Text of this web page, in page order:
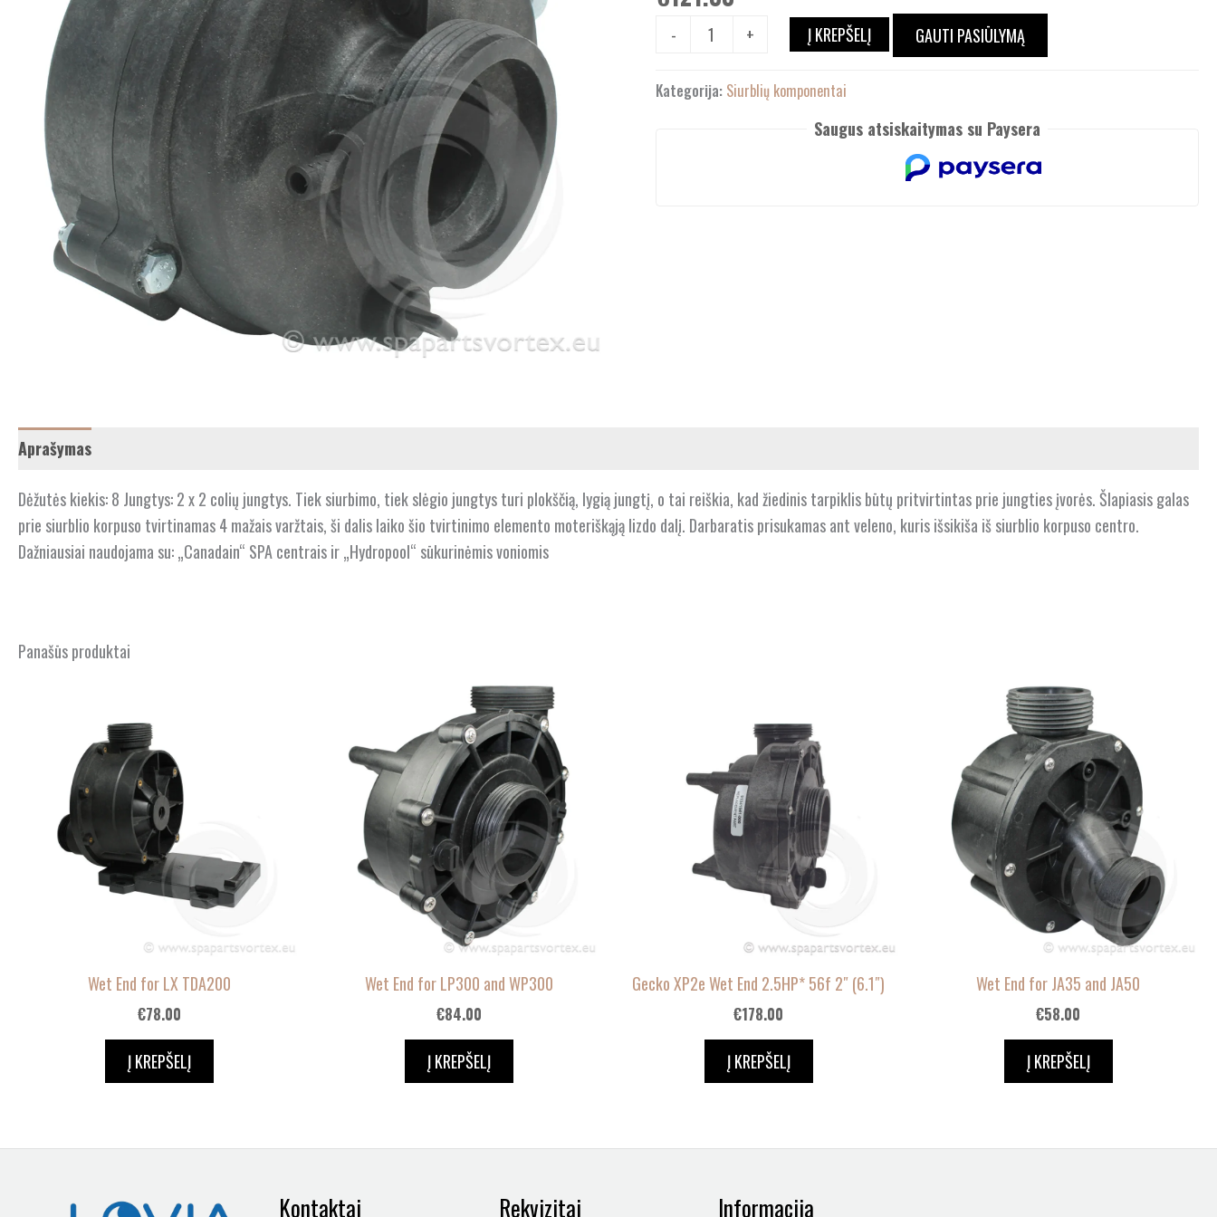
- + Į KREPŠELĮ GAUTI PASIŪLYMĄ
Kategorija: Siurblių komponentai
Saugus atsiskaitymas su Paysera
Aprašymas
Dėžutės kiekis: 8 Jungtys: 2 x 2 colių jungtys. Tiek siurbimo, tiek slėgio jungtys turi plokščią, lygią jungtį, o tai reiškia, kad žiedinis tarpiklis būtų pritvirtintas prie jungties įvorės. Šlapiasis galas
prie siurblio korpuso tvirtinamas 4 mažais varžtais, ši dalis laiko šio tvirtinimo elemento moteriškąją lizdo dalį. Darbaratis prisukamas ant veleno, kuris išsikiša iš siurblio korpuso centro.
Dažniausiai naudojama su: „Canadain“ SPA centrais ir „Hydropool“ sūkurinėmis voniomis
Panašūs produktai
Wet End for LX TDA200
€78.00
Į KREPŠELĮ
Wet End for LP300 and WP300
€84.00
Į KREPŠELĮ
Gecko XP2e Wet End 2.5HP* 56f 2″ (6.1″)
€178.00
Į KREPŠELĮ
Wet End for JA35 and JA50
€58.00
Į KREPŠELĮ
Kontaktai Rekvizitai Informacija